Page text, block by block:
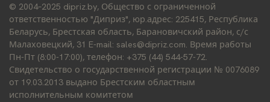
© 2004–2025 dipriz.by, Общество с ограниченной
ответственностью "Диприз", юр.адрес: 225415, Республика
Беларусь, Брестская область, Барановичский район, с/с
Малаховецкий, 31 E-mail: sales@dipriz.com. Время работы
Пн-Пт (8:00-17:00), телефон: +375 (44) 544-57-72.
Свидетельство о государственной регистрации № 0076089
от 19.03.2013 выдано Брестским областным
исполнительным комитетом